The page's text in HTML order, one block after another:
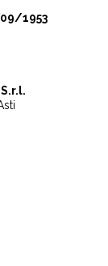
1953